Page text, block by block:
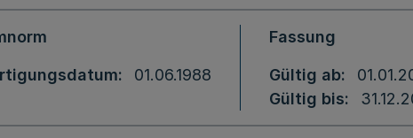
01.06.1988
Fassung
Gültig ab
Gültig bis